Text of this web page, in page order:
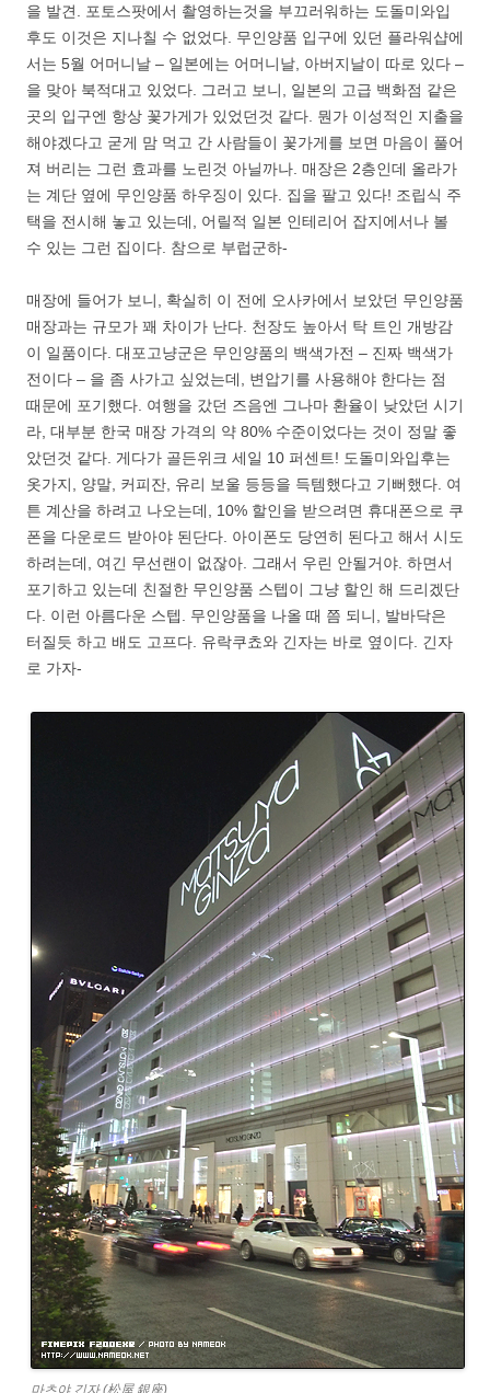
을 발견. 포토스팟에서 촬영하는것을 부끄러워하는 도돌미와입
후도 이것은 지나칠 수 없었다. 무인양품 입구에 있던 플라워샵에
서는 5월 어머니날 – 일본에는 어머니날, 아버지날이 따로 있다 –
을 맞아 북적대고 있었다. 그러고 보니, 일본의 고급 백화점 같은
곳의 입구엔 항상 꽃가게가 있었던것 같다. 뭔가 이성적인 지출을
해야겠다고 굳게 맘 먹고 간 사람들이 꽃가게를 보면 마음이 풀어
져 버리는 그런 효과를 노린것 아닐까나. 매장은 2층인데 올라가
는 계단 옆에 무인양품 하우징이 있다. 집을 팔고 있다! 조립식 주
택을 전시해 놓고 있는데, 어릴적 일본 인테리어 잡지에서나 볼
수 있는 그런 집이다. 참으로 부럽군하-
매장에 들어가 보니, 확실히 이 전에 오사카에서 보았던 무인양품
매장과는 규모가 꽤 차이가 난다. 천장도 높아서 탁 트인 개방감
이 일품이다. 대포고냥군은 무인양품의 백색가전 – 진짜 백색가
전이다 – 을 좀 사가고 싶었는데, 변압기를 사용해야 한다는 점
때문에 포기했다. 여행을 갔던 즈음엔 그나마 환율이 낮았던 시기
라, 대부분 한국 매장 가격의 약 80% 수준이었다는 것이 정말 좋
았던것 같다. 게다가 골든위크 세일 10 퍼센트! 도돌미와입후는
옷가지, 양말, 커피잔, 유리 보울 등등을 득템했다고 기뻐했다. 여
튼 계산을 하려고 나오는데, 10% 할인을 받으려면 휴대폰으로 쿠
폰을 다운로드 받아야 된단다. 아이폰도 당연히 된다고 해서 시도
하려는데, 여긴 무선랜이 없잖아. 그래서 우린 안될거야. 하면서
포기하고 있는데 친절한 무인양품 스텝이 그냥 할인 해 드리겠단
다. 이런 아름다운 스텝. 무인양품을 나올 때 쯤 되니, 발바닥은
터질듯 하고 배도 고프다. 유락쿠쵸와 긴자는 바로 옆이다. 긴자
로 가자-
마츠야 긴자 (松屋 銀座)